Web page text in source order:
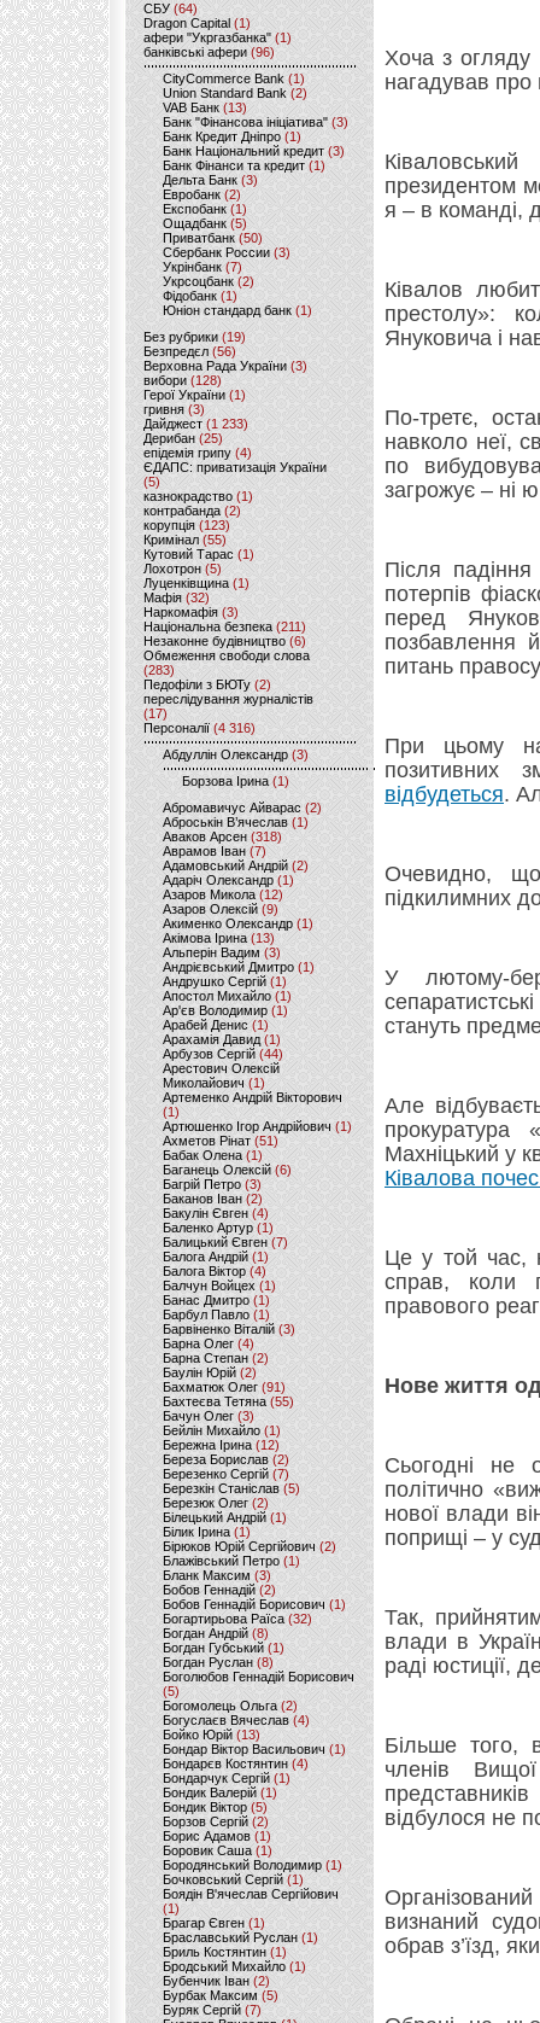
CБУ (64)
Dragon Capital (1)
афери "Укргазбанка" (1)
банківські афери (96)
CityCommerce Bank (1)
Union Standard Bank (2)
VAB Банк (13)
Банк "Фінансова ініціатива" (3)
Банк Кредит Дніпро (1)
Банк Національний кредит (3)
Банк Фінанси та кредит (1)
Дельта Банк (3)
Евробанк(2)
Експобанк (1)
Ощадбанк(5)
Приватбанк (50)
Сбербанк России (3)
Укрінбанк(7)
Укрсоцбанк (2)
Фідобанк (1)
Юніон стандард банк(1)
Без рубрики (19)
Безпредєл(56)
Верховна Рада України (3)
вибори(128)
Герої України(1)
гривня (3)
Дайджест (1 233)
Дерибан (25)
епідемія грипу (4)
ЄДАПС: приватизація України
(5)
казнокрадство (1)
контрабанда (2)
корупція (123)
Кримінал (55)
Кутовий Тарас (1)
Лохотрон(5)
Луценківщина (1)
Мафія (32)
Наркомафія (3)
Національна безпека (211)
Незаконне будівництво(6)
Обмеження свободи слова
(283)
Педофіли з БЮТу (2)
переслідування журналістів
(17)
Персоналії (4 316)
Абдуллін Олександр (3)
Борзова Ірина(1)
Абромавичус Айварас (2)
Аброськін В’ячеслав(1)
Аваков Арсен (318)
Аврамов Іван (7)
Адамовський Андрій(2)
Адаріч Олександр (1)
Азаров Микола (12)
Азаров Олексій (9)
Акименко Олександр(1)
Акімова Ірина(13)
Альперін Вадим (3)
Андрієвський Дмитро(1)
Андрушко Сергій(1)
Апостол Михайло(1)
Ар'єв Володимир (1)
Арабей Денис(1)
Арахамія Давид (1)
Арбузов Сергій (44)
Арестович Олексій
Миколайович(1)
Артеменко Андрій Вікторович
(1)
Артюшенко Ігор Андрійович(1)
Ахметов Рінат(51)
Бабак Олена(1)
Баганець Олексій(6)
Багрій Петро (3)
Баканов Іван(2)
Бакулін Євген (4)
Баленко Артур(1)
Балицький Євген(7)
Балога Андрій (1)
Балога Віктор (4)
Балчун Войцех (1)
Банас Дмитро (1)
Барбул Павло(1)
Барвіненко Віталій(3)
Барна Олег (4)
Барна Степан (2)
Баулін Юрій (2)
Бахматюк Олег (91)
Бахтеєва Тетяна(55)
Бачун Олег (3)
Бейлін Михайло (1)
Бережна Ірина(12)
Береза Борислав(2)
Березенко Сергій (7)
Березкін Станіслав (5)
Березюк Олег(2)
Білецький Андрій (1)
Білик Ірина (1)
Бірюков Юрій Сергійович (2)
Блажівський Петро (1)
Бланк Максим(3)
Бобов Геннадій (2)
Бобов Геннадій Борисович (1)
Богартирьова Раїса (32)
Богдан Андрій(8)
Богдан Губський (1)
Богдан Руслан(8)
Боголюбов Геннадій Борисович
(5)
Богомолець Ольга (2)
Богуслаєв Вячеслав (4)
Бойко Юрій (13)
Бондар Віктор Васильович (1)
Бондарєв Костянтин (4)
Бондарчук Сергій(1)
Бондик Валерій (1)
Бондик Віктор(5)
Борзов Сергiй (2)
Борис Адамов(1)
Боровик Саша (1)
Бородянський Володимир (1)
Бочковський Сергій (1)
Боядін В'ячеслав Сергійович
(1)
Брагар Євген (1)
Браславський Руслан (1)
Бриль Костянтин (1)
Бродський Михайло (1)
Бубенчик Іван(2)
Бурбак Максим (5)
Буряк Сергій (7)
Хоча з огляду
нагадував про
президентом
я – в команді,
Ківалов
престолу»:
Януковича і
По-третє,
навколо неї,
по
загрожує – ні
Після
потерпів
перед
позбавлення
питань
При цьому
позитивних
відбудеться.
Очевидно,
підкилимних
У лютому-
стануть
Але
Махніцький у
Ківалова
Це у той час,
справ, коли
правового
Нове життя
Сьогодні не
політично
нової влади
поприщі – у
Так,
влади в
раді юстиції,
Більше того,
членів Вищої
відбулося не
визнаний
обрав з’їзд,